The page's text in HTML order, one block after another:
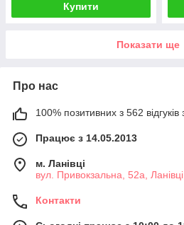
Купити
Показати ще
Про нас
100% позитивних з 562 відгуків
Працює з 14.05.2013
м. Ланівці
вул. Привокзальна, 52а,
Контакти